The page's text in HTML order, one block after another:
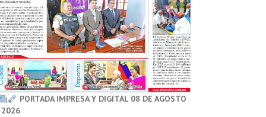
PORTADA IMPRESA Y DIGITAL 08 DE AGOSTO
2026